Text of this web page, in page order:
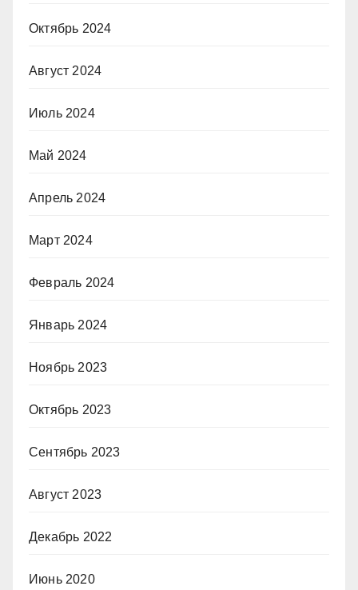
Октябрь 2024
Август 2024
Июль 2024
Май 2024
Апрель 2024
Март 2024
Февраль 2024
Январь 2024
Ноябрь 2023
Октябрь 2023
Сентябрь 2023
Август 2023
Декабрь 2022
Июнь 2020